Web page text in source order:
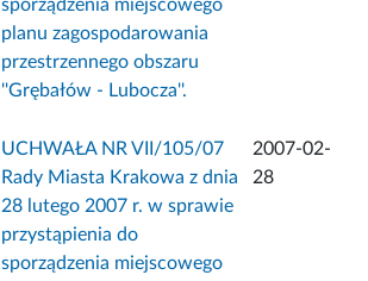
sporządzenia miejscowego
planu zagospodarowania
przestrzennego obszaru
''Grębałów - Lubocza''.
UCHWAŁA NR VII/105/07
Rady Miasta Krakowa z dnia
28 lutego 2007 r. w sprawie
przystąpienia do
sporządzenia miejscowego
2007-02-
28